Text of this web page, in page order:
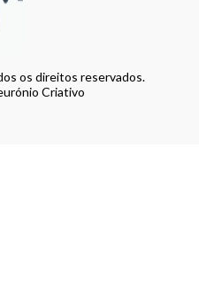
os direitos reservados.
Criativo